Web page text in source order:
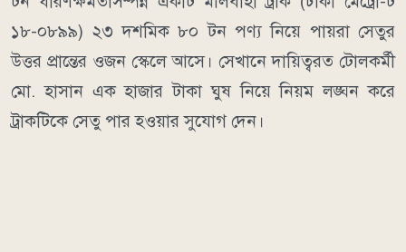
১৮-০৮৯৯) ২৩ দশমিক ৮০ টন পণ্য নিয়ে পায়রা সেতুর
উত্তর প্রান্তের ওজন স্কেলে আসে। সেখানে দায়িত্বরত টোলকর্মী
মো. হাসান এক হাজার টাকা ঘুষ নিয়ে নিয়ম লঙ্ঘন করে
ট্রাকটিকে সেতু পার হওয়ার সুযোগ দেন।